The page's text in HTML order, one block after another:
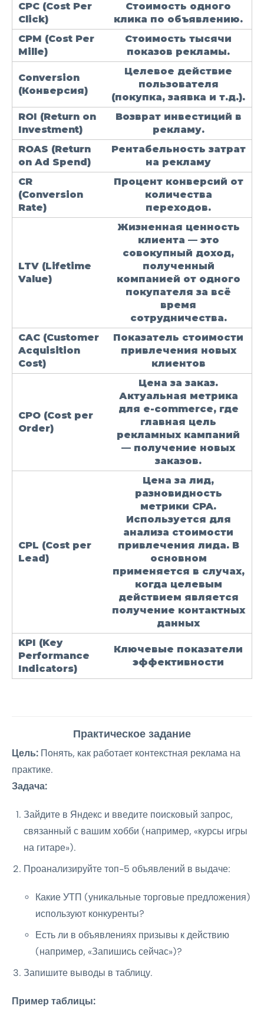
CPC (Cost Per
Click)
Стоимость одного
клика по объявлению.
CPM (Cost Per
Mille)
Стоимость тысячи
показов рекламы.
Conversion
(Конверсия)
Целевое действие
пользователя
(покупка, заявка и т.д.).
ROI (Return on
Investment)
Возврат инвестиций в
рекламу.
ROAS (Return
on Ad Spend)
Рентабельность затрат
на рекламу
CR
(Conversion
Rate)
Процент конверсий от
количества
переходов.
LTV (Lifetime
Value)
Жизненная ценность
клиента — это
совокупный доход,
полученный
компанией от одного
покупателя за всё
время
сотрудничества.
CAC (Customer
Acquisition
Cost)
Показатель стоимости
привлечения новых
клиентов
CPO (Cost per
Order)
Цена за заказ.
Актуальная метрика
для e-commerce, где
главная цель
рекламных кампаний
— получение новых
заказов.
CPL (Cost per
Lead)
Цена за лид,
разновидность
метрики CPA.
Используется для
анализа стоимости
привлечения лида. В
основном
применяется в случах,
когда целевым
действием является
получение контактных
данных
KPI (Key
Performance
Indicators)
Ключевые показатели
эффективности
Практическое задание
Цель: Понять, как работает контекстная реклама на
практике.
Задача:
Зайдите в Яндекс и введите поисковый запрос,
связанный с вашим хобби (например, «курсы игры
на гитаре»).
Проанализируйте топ-5 объявлений в выдаче:
Какие УТП (уникальные торговые предложения)
используют конкуренты?
Есть ли в объявлениях призывы к действию
(например, «Запишись сейчас»)?
Запишите выводы в таблицу.
Пример таблицы: